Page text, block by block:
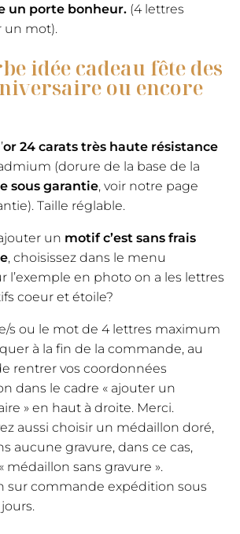
un porte bonheur. (4 lettres
un mot).
idée cadeau fête des
ou encore
or 24 carats très haute résistance
(dorure de la base de la
sous garantie, voir notre page
Taille réglable.
un motif c’est sans frais
, choisissez dans le menu
l’exemple en photo on a les lettres
coeur et étoile?
s ou le mot de 4 lettres maximum
à la fin de la commande, au
rentrer vos coordonnées
dans le cadre « ajouter un
» en haut à droite. Merci.
aussi choisir un médaillon doré,
aucune gravure, dans ce cas,
médaillon sans gravure ».
sur commande expédition sous